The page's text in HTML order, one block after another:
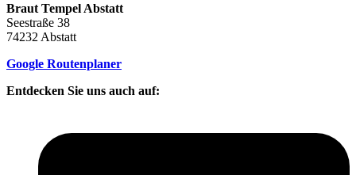
Braut Tempel Abstatt
Seestraße 38
74232 Abstatt
Google Routenplaner
Entdecken Sie uns auch auf: